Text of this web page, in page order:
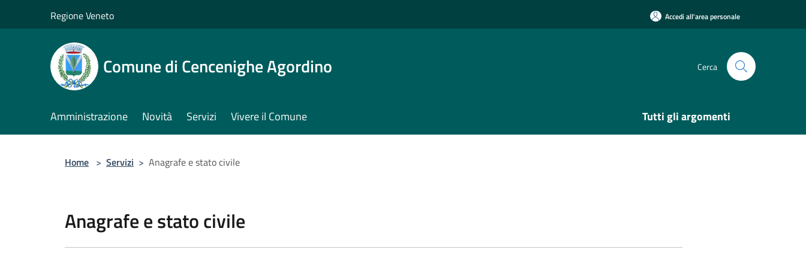
Regione Veneto Accedi all'area personale
Comune di Cencenighe Agordino Cerca
Amministrazione Novità Servizi Vivere il Comune Tutti gli argomenti
Home > Servizi > Anagrafe e stato civile
Anagrafe e stato civile